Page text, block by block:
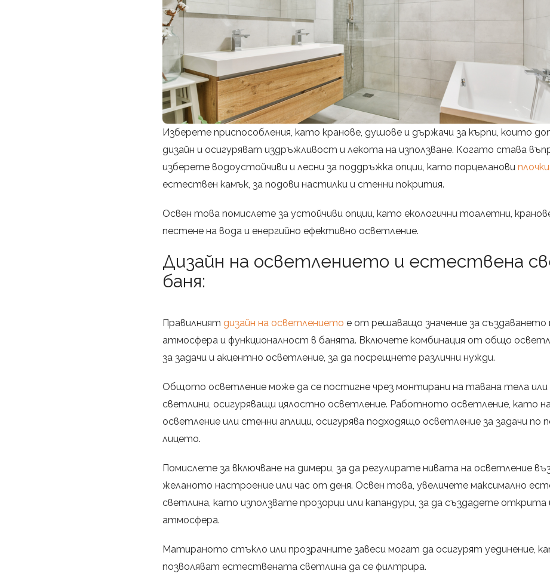
Изберете приспособления, като кранове, душове и държачи за кърпи, които
дизайн и осигуряват издръжливост и лекота на използване. Когато става
изберете водоустойчиви и лесни за поддръжка опции, като порцеланови
естествен камък, за подови настилки и стенни покрития.
Освен това помислете за устойчиви опции, като екологични тоалетни,
пестене на вода и енергийно ефективно осветление.
Дизайн на осветлението и естествена
баня:
Правилният дизайн на осветлението е от решаващо значение за създаването
атмосфера и функционалност в банята. Включете комбинация от общо
за задачи и акцентно осветление, за да посрещнете различни нужди.
Общото осветление може да се постигне чрез монтирани на тавана тела или
светлини, осигуряващи цялостно осветление. Работното осветление, като
осветление или стенни аплици, осигурява подходящо осветление за задачи по
лицето.
Помислете за включване на димери, за да регулирате нивата на осветление
желаното настроение или час от деня. Освен това, увеличете максимално
светлина, като използвате прозорци или капандури, за да създадете открита
атмосфера.
Матираното стъкло или прозрачните завеси могат да осигурят уединение,
позволяват естествената светлина да се филтрира.